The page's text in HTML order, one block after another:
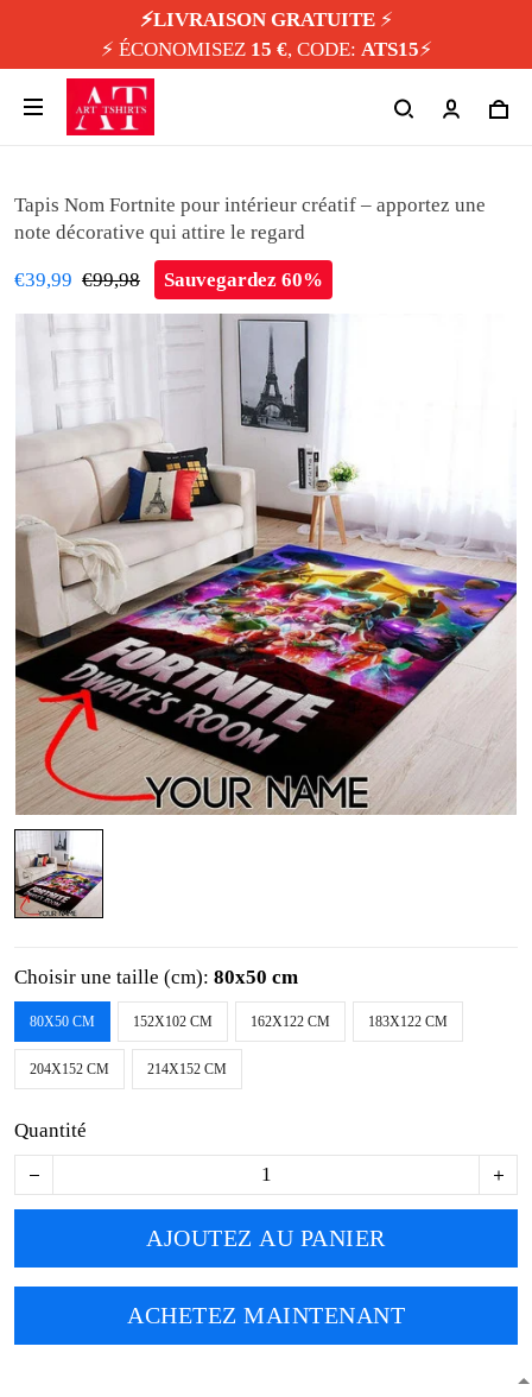
⚡️LIVRAISON GRATUITE⚡️
⚡️ ÉCONOMISEZ 15 €, CODE: ATS15⚡️
Tapis Nom Fortnite pour intérieur créatif – apportez une
note décorative qui attire le regard
€39,99 €99,98 Sauvegardez 60%
Choisir une taille (cm): 80x50 cm
80X50 CM 152X102 CM 162X122 CM 183X122 CM
204X152 CM 214X152 CM
Quantité
AJOUTEZ AU PANIER
ACHETEZ MAINTENANT